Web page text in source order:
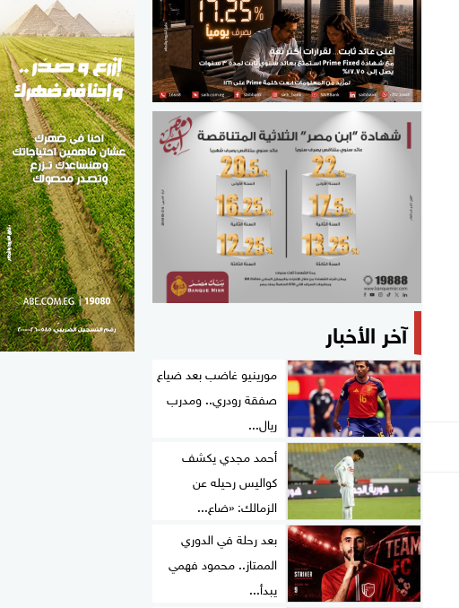
مواهب مصر
آخر الأخبار
مورينيو غاضب بعد ضياع
صفقة رودري.. ومدرب
ريال...
أحمد مجدي يكشف
كواليس رحيله عن
الزمالك: «ضاع...
بعد رحلة في الدوري
الممتاز.. محمود فهمي
يبدأ...